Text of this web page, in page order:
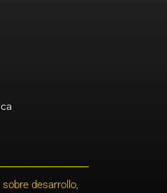
desarrollo,